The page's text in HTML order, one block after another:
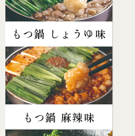
もつ鍋 しょうゆ味
もつ鍋 麻辣味